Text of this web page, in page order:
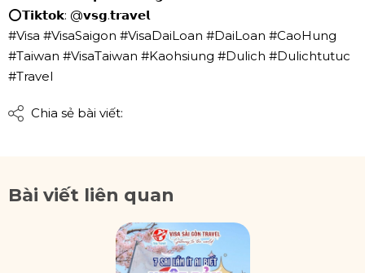
⭕𝗧𝗶𝗸𝘁𝗼𝗸: @𝘃𝘀𝗴.𝘁𝗿𝗮𝘃𝗲𝗹
#Visa #VisaSaigon #VisaDaiLoan #DaiLoan #CaoHung
#Taiwan #VisaTaiwan #Kaohsiung #Dulich #Dulichtutuc
#Travel
Chia sẻ bài viết:
Bài viết liên quan